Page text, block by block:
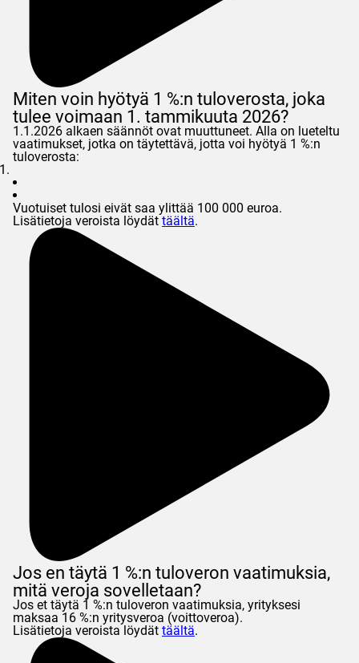
Miten voin hyötyä 1 %:n tuloverosta, joka
tulee voimaan 1. tammikuuta 2026?
1.1.2026 alkaen säännöt ovat muuttuneet. Alla on lueteltu
vaatimukset, jotka on täytettävä, jotta voi hyötyä 1 %:n
tuloverosta:
Vuotuiset tulosi eivät saa ylittää 100 000 euroa.
Lisätietoja veroista löydät täältä.
Jos en täytä 1 %:n tuloveron vaatimuksia,
mitä veroja sovelletaan?
Jos et täytä 1 %:n tuloveron vaatimuksia, yrityksesi
maksaa 16 %:n yritysveroa (voittoveroa).
Lisätietoja veroista löydät täältä.